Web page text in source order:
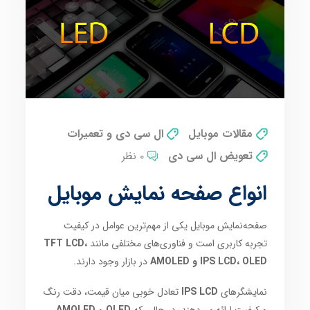
مقالات موبایل
ال سی دی و تعمیرات
تعویض ال سی دی
0 نظر
انواع صفحه نمایش موبایل
صفحه‌نمایش موبایل یکی از مهم‌ترین عوامل در کیفیت
تجربه کاربری است و فناوری‌های مختلفی مانندTFT LCD،
IPS LCD، OLED و AMOLED
در بازار وجود دارند.
نمایشگرهای IPS LCD تعادل خوبی میان قیمت، دقت رنگ